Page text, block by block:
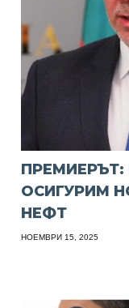
ОСИГУРИМ
НЕФТ
НОЕМВРИ 15, 2025